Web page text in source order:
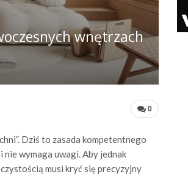
wnętrzach
0
Dziś to zasada kompetentnego
wymaga uwagi. Aby jednak
musi kryć się precyzyjny